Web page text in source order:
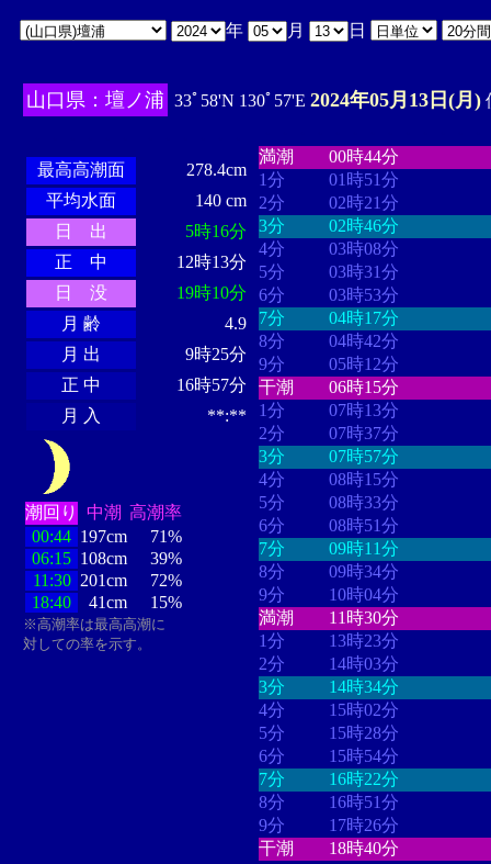
年 月 日
山口県：壇ノ浦 33ﾟ58'N 130ﾟ57'E 2024年05月13日(月)
最高高潮面
278.4cm
平均水面
140 cm
日 出
5時16分
正 中
12時13分
日 没
19時10分
月 齢
4.9
月 出
9時25分
正 中
16時57分
月 入
**:**
潮回り 中潮 高潮率
00:44 197cm
71%
06:15 108cm
39%
11:30 201cm
72%
18:40
41cm 15%
※高潮率は最高高潮に
対しての率を示す。
満潮
00時44分
1分
01時51分
2分
02時21分
3分
02時46分
4分
03時08分
5分
03時31分
6分
03時53分
7分
04時17分
8分
04時42分
9分
05時12分
干潮
06時15分
1分
07時13分
2分
07時37分
3分
07時57分
4分
08時15分
5分
08時33分
6分
08時51分
7分
09時11分
8分
09時34分
9分
10時04分
満潮
11時30分
1分
13時23分
2分
14時03分
3分
14時34分
4分
15時02分
5分
15時28分
6分
15時54分
7分
16時22分
8分
16時51分
9分
17時26分
干潮
18時40分